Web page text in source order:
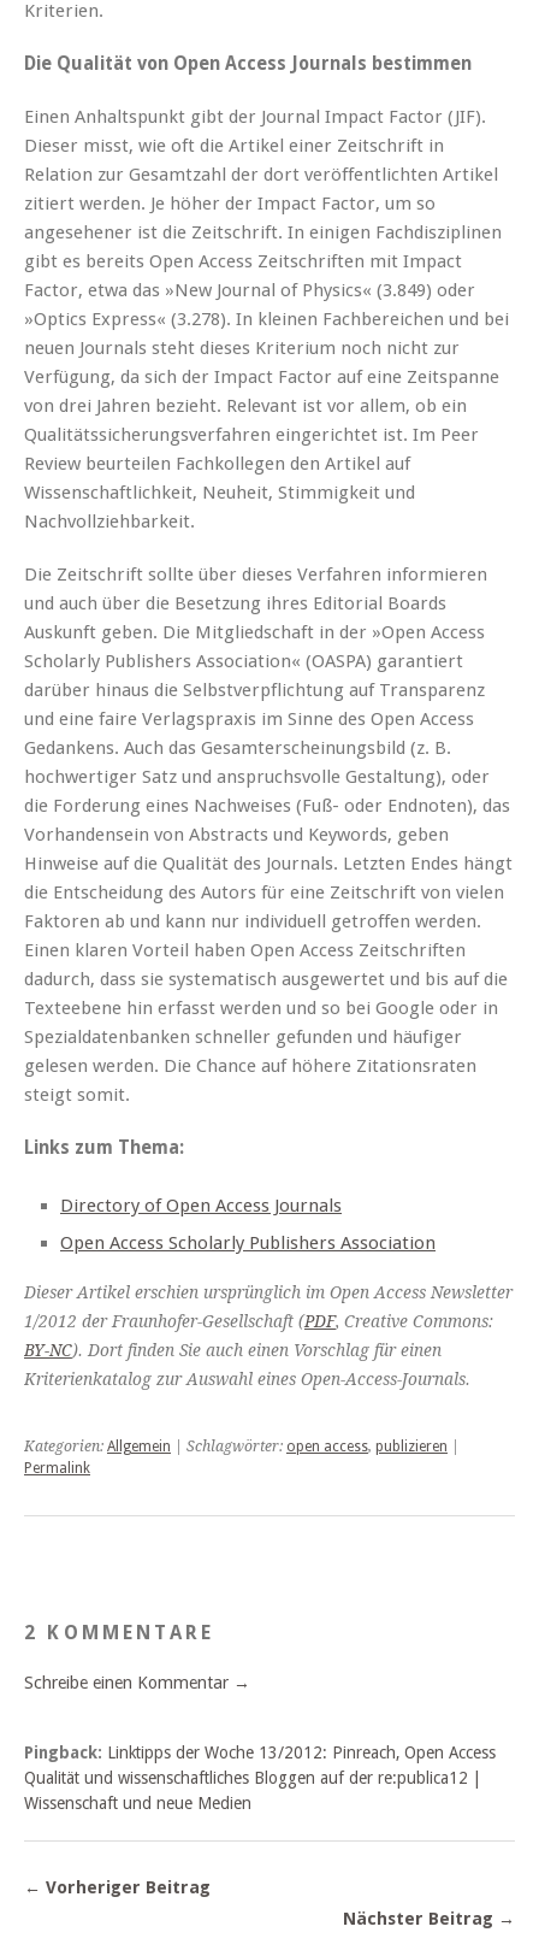
Kriterien.
Die Qualität von Open Access Journals bestimmen
Einen Anhaltspunkt gibt der Journal Impact Factor (JIF).
Dieser misst, wie oft die Artikel einer Zeitschrift in
Relation zur Gesamtzahl der dort veröffentlichten Artikel
zitiert werden. Je höher der Impact Factor, um so
angesehener ist die Zeitschrift. In einigen Fachdisziplinen
gibt es bereits Open Access Zeitschriften mit Impact
Factor, etwa das »New Journal of Physics« (3.849) oder
»Optics Express« (3.278). In kleinen Fachbereichen und bei
neuen Journals steht dieses Kriterium noch nicht zur
Verfügung, da sich der Impact Factor auf eine Zeitspanne
von drei Jahren bezieht. Relevant ist vor allem, ob ein
Qualitätssicherungsverfahren eingerichtet ist. Im Peer
Review beurteilen Fachkollegen den Artikel auf
Wissenschaftlichkeit, Neuheit, Stimmigkeit und
Nachvollziehbarkeit.
Die Zeitschrift sollte über dieses Verfahren informieren
und auch über die Besetzung ihres Editorial Boards
Auskunft geben. Die Mitgliedschaft in der »Open Access
Scholarly Publishers Association« (OASPA) garantiert
darüber hinaus die Selbstverpflichtung auf Transparenz
und eine faire Verlagspraxis im Sinne des Open Access
Gedankens. Auch das Gesamterscheinungsbild (z. B.
hochwertiger Satz und anspruchsvolle Gestaltung), oder
die Forderung eines Nachweises (Fuß- oder Endnoten), das
Vorhandensein von Abstracts und Keywords, geben
Hinweise auf die Qualität des Journals. Letzten Endes hängt
die Entscheidung des Autors für eine Zeitschrift von vielen
Faktoren ab und kann nur individuell getroffen werden.
Einen klaren Vorteil haben Open Access Zeitschriften
dadurch, dass sie systematisch ausgewertet und bis auf die
Texteebene hin erfasst werden und so bei Google oder in
Spezialdatenbanken schneller gefunden und häufiger
gelesen werden. Die Chance auf höhere Zitationsraten
steigt somit.
Links zum Thema:
Directory of Open Access Journals
Open Access Scholarly Publishers Association
Dieser Artikel erschien ursprünglich im Open Access Newsletter
1/2012 der Fraunhofer-Gesellschaft (PDF, Creative Commons:
BY-NC). Dort finden Sie auch einen Vorschlag für einen
Kriterienkatalog zur Auswahl eines Open-Access-Journals.
Kategorien: Allgemein | Schlagwörter: open access, publizieren
Permalink
2 KOMMENTARE
Schreibe einen Kommentar →
Pingback: Linktipps der Woche 13/2012: Pinreach, Open Access
Qualität und wissenschaftliches Bloggen auf der re:publica12 |
Wissenschaft und neue Medien
← Vorheriger Beitrag
Nächster Beitrag →